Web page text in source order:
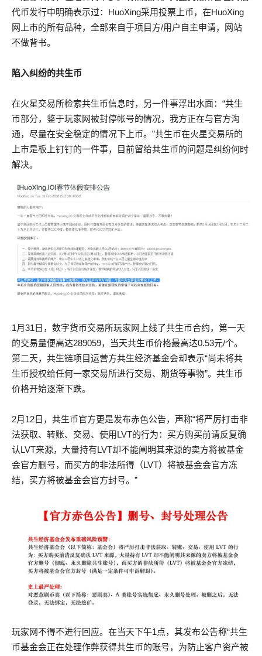
代币发行中明确表示过：HuoXing采用投票上币，在HuoXing
网上市的所有品种，全部来自于项目方/用户自主申请，网站
不做背书。
陷入纠纷的共生币
在火星交易所检索共生币信息时，另一件事浮出水面：“共生
币部分，鉴于玩家网被封停帐号的情况，我方正在与官方沟
通，尽量在安全稳定的情况下上币。”共生币在火星交易所的
上市是板上钉钉的一件事，目前留给共生币的问题是纠纷何时
解决。
1月31日，数字货币交易所玩家网上线了共生币合约，第一天
的交易量便高达289059，当天共生币价格最高达0.53元/个。
第二天，共生链项目运营方共生经济基金会却表示“尚未将共
生币授权给任何一家交易所进行交易、期货等事物”。共生币
价格开始逐渐下跌。
2月12日，共生币官方更是发布赤色公告，声称“将严厉打击非
法获取、转账、交易、使用LVT的行为：买方购买前请反复确
认LVT来源，大量持有LVT却不能阐明其来源的卖方将被基金
会官方删号，而买方的非法所得（LVT）将被基金会官方冻
结，买方将被基金会官方封号。”
玩家网不得不进行回应。在当天下午1点，其发布公告称“共生
币基金会正在处理作弊获得共生币的账号，为防止客户资产被